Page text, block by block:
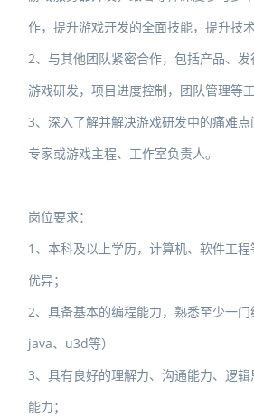
作，提升游戏开发的全面技能，提升技
2、与其他团队紧密合作，包括产品、
游戏研发，项目进度控制，团队管理等工
3、深入了解并解决游戏研发中的痛难
专家或游戏主程、工作室负责人。
岗位要求：
1、本科及以上学历，计算机、软件工
优异；
2、具备基本的编程能力，熟悉至少一门
java、u3d等）
3、具有良好的理解力、沟通能力、逻
能力；